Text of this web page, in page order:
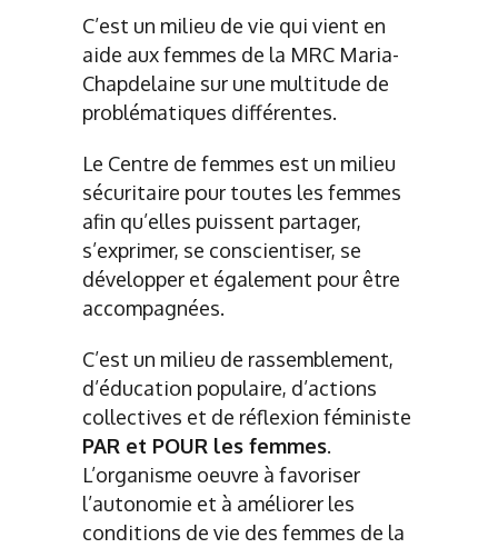
C’est un milieu de vie qui vient en
aide aux femmes de la MRC Maria-
Chapdelaine sur une multitude de
problématiques différentes.
Le Centre de femmes est un milieu
sécuritaire pour toutes les femmes
afin qu’elles puissent partager,
s’exprimer, se conscientiser, se
développer et également pour être
accompagnées.
C’est un milieu de rassemblement,
d’éducation populaire, d’actions
collectives et de réflexion féministe
PAR et POUR les femmes.
L’organisme oeuvre à favoriser
l’autonomie et à améliorer les
conditions de vie des femmes de la